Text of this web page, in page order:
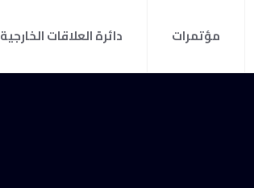
مؤتمرات دائرة العلاقات الخارجية